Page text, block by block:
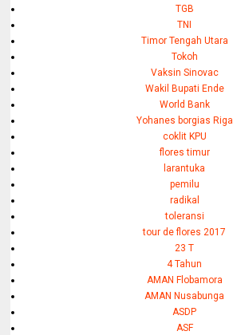
TGB
TNI
Timor Tengah Utara
Tokoh
Vaksin Sinovac
Wakil Bupati Ende
World Bank
Yohanes borgias Riga
coklit KPU
flores timur
larantuka
pemilu
radikal
toleransi
tour de flores 2017
23 T
4 Tahun
AMAN Flobamora
AMAN Nusabunga
ASDP
ASF